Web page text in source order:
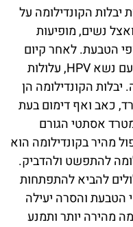
יבלות הקונדילומה על
נשים, מופיעות
הטבעת. לאחר קיום
יחסי מין אוראליים (מציצה/ליקוק) עם נשא HPV, עלולות
יבלות הקונדילומה הן
כאב ואף דימום בעת
אסתטי הגורם
מהיר בקונדילומה הוא
להתפשט ולהדביק.
מסוימים ( זן 6 ו-11) עלולים להביא להתפתחות
הטבעת והסרה יעילה
מהירה יותר ותמנע